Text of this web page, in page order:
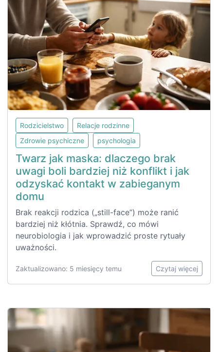
Rodzicielstwo
Relacje rodzinne
Zdrowie psychiczne
psychologia
Twarz jak maska: dlaczego brak
uwagi boli bardziej niż konflikt i jak
odzyskać kontakt w zabieganym
domu
Brak reakcji rodzica („still-face”) może ranić
bardziej niż kłótnia. Sprawdź, co mówi
neurobiologia i jak wprowadzić proste rytuały
uważności.
Zaktualizowano: 5 miesięcy temu Czytaj więcej